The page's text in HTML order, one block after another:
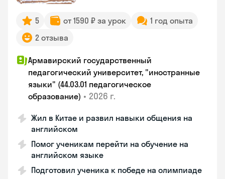
5 от 1590 ₽ за урок
1 год опыта
2 отзыва
Армавирский государственный
педагогический университет, "иностранные
языки" (44.03.01 педагогическое
образование) • 2026 г.
Жил в Китае и развил навыки общения на
английском
Помог ученикам перейти на обучение на
английском языке
Подготовил ученика к победе на олимпиаде